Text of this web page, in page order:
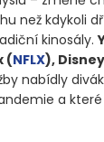
než kdykoli
kinosály.
(NFLX),
nabídly
a